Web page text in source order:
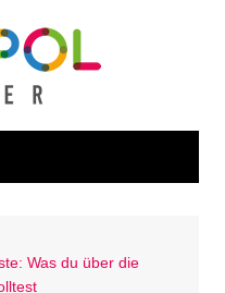
Was du über die